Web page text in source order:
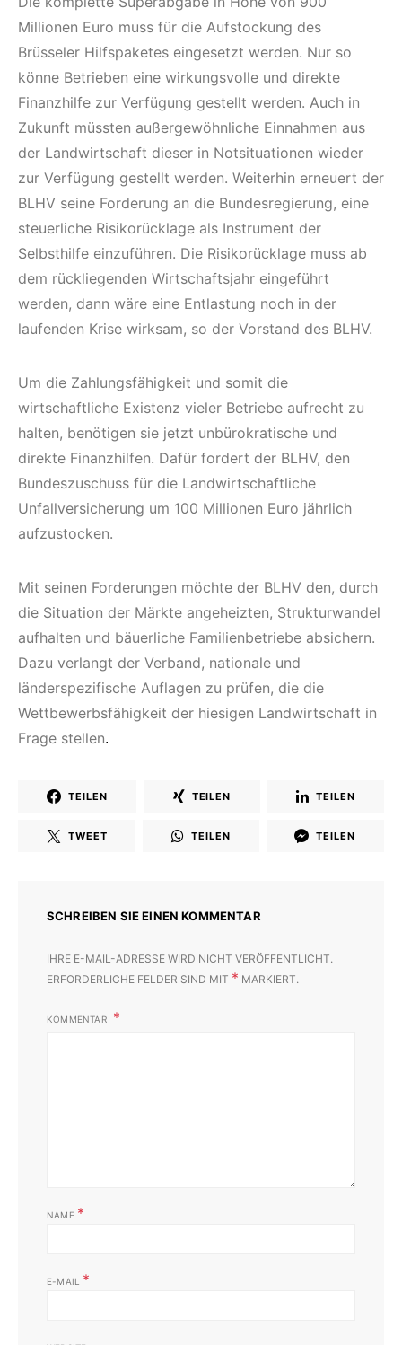
Millionen Euro muss für die Aufstockung des
Brüsseler Hilfspaketes eingesetzt werden. Nur so
könne Betrieben eine wirkungsvolle und direkte
Finanzhilfe zur Verfügung gestellt werden. Auch in
Zukunft müssten außergewöhnliche Einnahmen aus
der Landwirtschaft dieser in Notsituationen wieder
zur Verfügung gestellt werden. Weiterhin erneuert der
BLHV seine Forderung an die Bundesregierung, eine
steuerliche Risikorücklage als Instrument der
Selbsthilfe einzuführen. Die Risikorücklage muss ab
dem rückliegenden Wirtschaftsjahr eingeführt
werden, dann wäre eine Entlastung noch in der
laufenden Krise wirksam, so der Vorstand des BLHV.
Um die Zahlungsfähigkeit und somit die
wirtschaftliche Existenz vieler Betriebe aufrecht zu
halten, benötigen sie jetzt unbürokratische und
direkte Finanzhilfen. Dafür fordert der BLHV, den
Bundeszuschuss für die Landwirtschaftliche
Unfallversicherung um 100 Millionen Euro jährlich
aufzustocken.
Mit seinen Forderungen möchte der BLHV den, durch
die Situation der Märkte angeheizten, Strukturwandel
aufhalten und bäuerliche Familienbetriebe absichern.
Dazu verlangt der Verband, nationale und
länderspezifische Auflagen zu prüfen, die die
Wettbewerbsfähigkeit der hiesigen Landwirtschaft in
Frage stellen.
TEILEN TEILEN TEILEN
TWEET TEILEN TEILEN
SCHREIBEN SIE EINEN KOMMENTAR
IHRE E-MAIL-ADRESSE WIRD NICHT VERÖFFENTLICHT.
ERFORDERLICHE FELDER SIND MIT * MARKIERT.
KOMMENTAR
NAME *
E-MAIL *